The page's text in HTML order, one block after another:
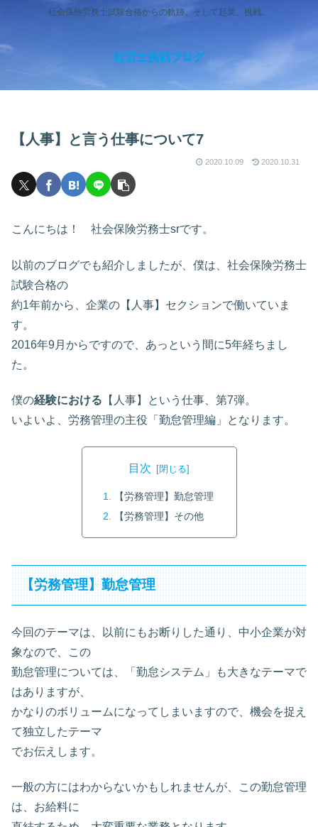
社会保険労務士試験合格からの軌跡、そして起業、挑戦。
社労士挑戦ブログ
【人事】と言う仕事について7
2020.10.09 2020.10.31
こんにちは！ 社会保険労務士srです。
以前のブログでも紹介しましたが、僕は、社会保険労務士
試験合格の
約1年前から、企業の【人事】セクションで働いていま
す。
2016年9月からですので、あっという間に5年経ちまし
た。
僕の経験における 【人事】という仕事、第7弾。
いよいよ、労務管理の主役「勤怠管理編」となります。
目次
【労務管理】勤怠管理
【労務管理】その他
【労務管理】勤怠管理
今回のテーマは、以前にもお断りした通り、中小企業が対
象なので、この
勤怠管理については、「勤怠システム」も大きなテーマで
はありますが、
かなりのボリュームになってしまいますので、機会を捉え
て独立したテーマ
でお伝えします。
一般の方にはわからないかもしれませんが、この勤怠管理
は、お給料に